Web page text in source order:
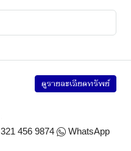
ดูรายละเอียดทรัพย์
321 456 9874 WhatsApp